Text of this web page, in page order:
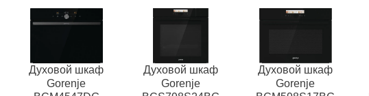
Духовой шкаф
Gorenje
Духовой шкаф
Gorenje
Духовой шкаф
Gorenje